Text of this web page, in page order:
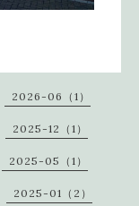
2026-06（1）
2025-12（1）
2025-05（1）
2025-01（2）